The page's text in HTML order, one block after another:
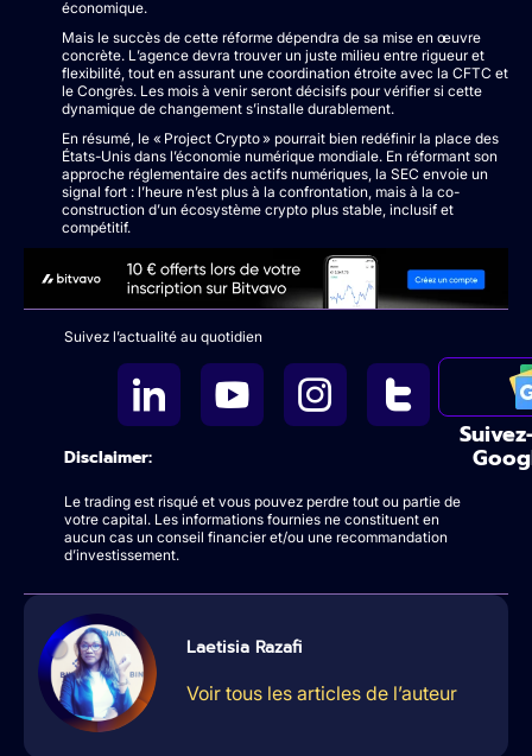
économique.
Mais le succès de cette réforme dépendra de sa mise en œuvre
concrète. L’agence devra trouver un juste milieu entre rigueur et
flexibilité, tout en assurant une coordination étroite avec la CFTC et
le Congrès. Les mois à venir seront décisifs pour vérifier si cette
dynamique de changement s’installe durablement.
En résumé, le « Project Crypto » pourrait bien redéfinir la place des
États-Unis dans l’économie numérique mondiale. En réformant son
approche réglementaire des actifs numériques, la SEC envoie un
signal fort : l’heure n’est plus à la confrontation, mais à la co-
construction d’un écosystème crypto plus stable, inclusif et
compétitif.
Suivez l’actualité au quotidien
Disclaimer:
Le trading est risqué et vous pouvez perdre tout ou partie de
votre capital. Les informations fournies ne constituent en
aucun cas un conseil financier et/ou une recommandation
d’investissement.
Laetisia Razafi
Voir tous les articles de l’auteur